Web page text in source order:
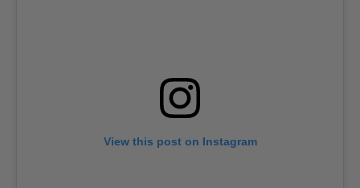
View this post on Instagram